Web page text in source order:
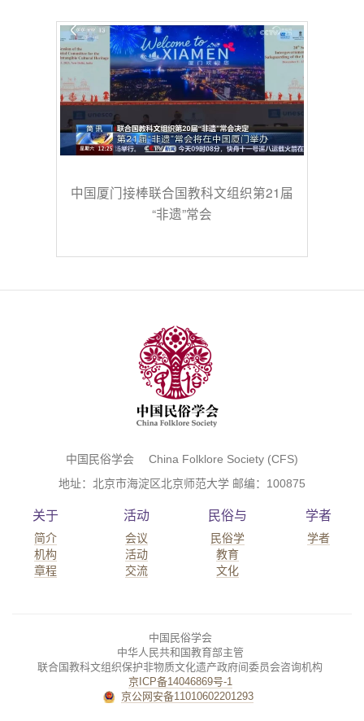
中国厦门接棒联合国教科文组织第21届
“非遗”常会
中国民俗学会 China Folklore Society (CFS)
地址：北京市海淀区北京师范大学 邮编：100875
关于
简介
机构
章程
活动
会议
活动
交流
民俗与
民俗学
教育
文化
学者
学者
中国民俗学会
中华人民共和国教育部主管
联合国教科文组织保护非物质文化遗产政府间委员会咨询机构
京ICP备14046869号-1
京公网安备11010602201293